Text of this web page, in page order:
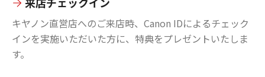
キヤノン直営店へのご来店時、Canon IDによるチェック
インを実施いただいた方に、特典をプレゼントいたしま
す。